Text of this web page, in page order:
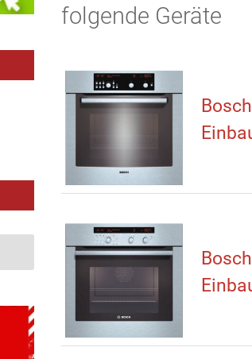
folgende Geräte